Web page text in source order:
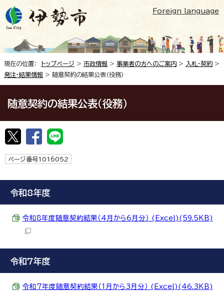
Foreign language
現在の位置： トップページ > 市政情報 > 事業者の方へのご案内 > 入札・契約 >
発注・結果情報 > 随意契約の結果公表（役務）
随意契約の結果公表（役務）
ページ番号1016052
令和8年度
令和8年度随意契約結果（4月から6月分） (Excel)(59.5KB)
令和7年度
令和7年度随意契約結果（1月から3月分） (Excel)(46.3KB)